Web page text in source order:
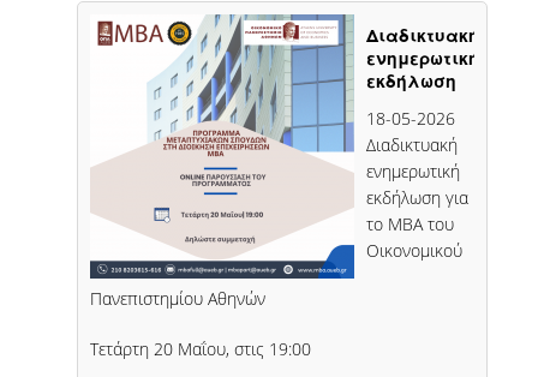
Διαδικτυακή
ενημερωτική
εκδήλωση
του
Οικονομικού
Πανεπιστημίου
Αθηνών
18-05-2026
Διαδικτυακή
ενημερωτική
εκδήλωση για
το ΜΒΑ του
Οικονομικού
Πανεπιστημίου Αθηνών
Τετάρτη 20 Μαΐου, στις 19:00